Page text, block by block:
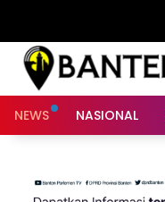
NEWS NASIONAL